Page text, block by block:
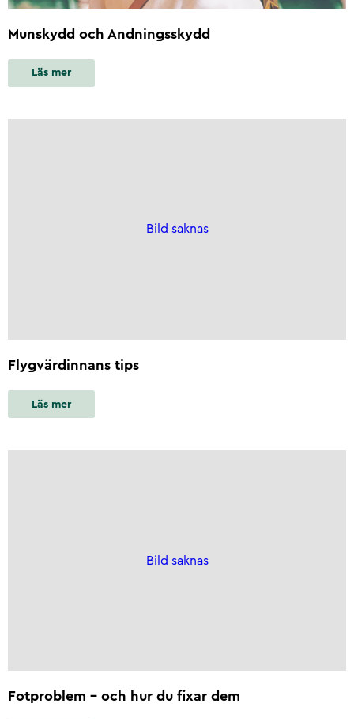
Munskydd och Andningsskydd
Läs mer
Bild saknas
Flygvärdinnans tips
Läs mer
Bild saknas
Fotproblem - och hur du fixar dem